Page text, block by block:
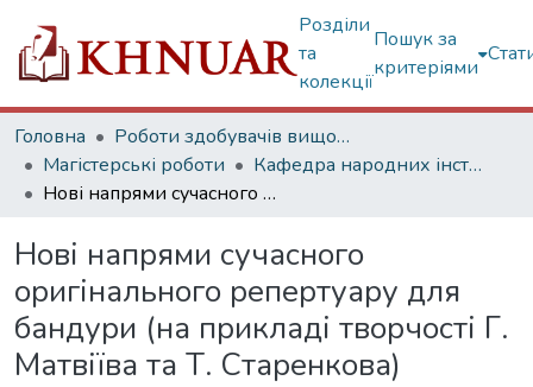
Розділи
та
колекції
Пошук за
критеріями
Головна
Роботи здобувачів вищої освіти
Магістерські роботи
Кафедра народних інструментів України
Нові напрями сучасного оригінального репертуару для бандури (на прикладі творчості Г. Матвіїва та Т. Старенкова)
Нові напрями сучасного
оригінального репертуару для
бандури (на прикладі творчості Г.
Матвіїва та Т. Старенкова)